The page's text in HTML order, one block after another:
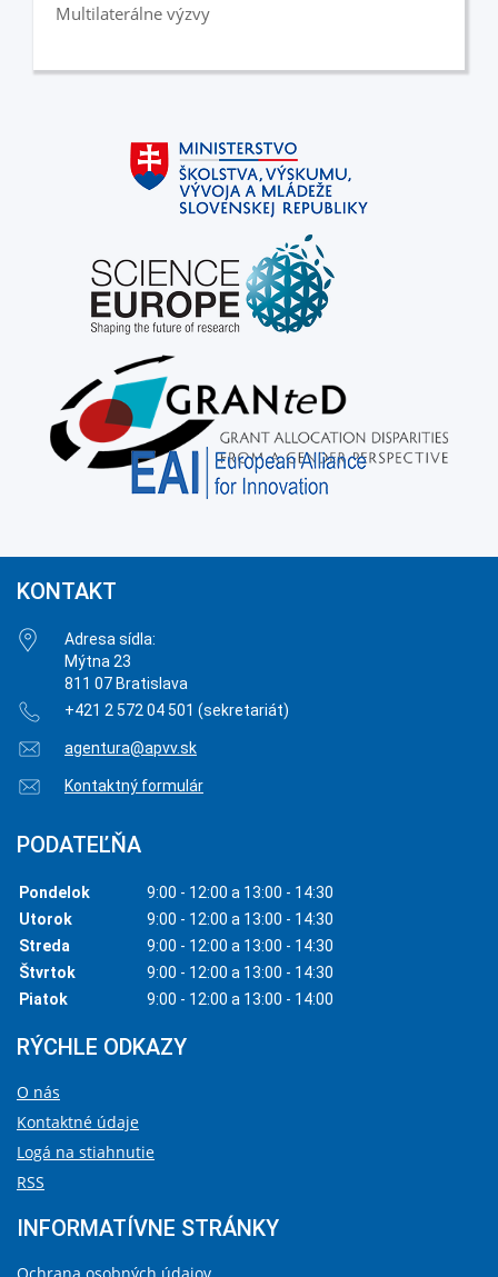
Multilaterálne výzvy
KONTAKT
Adresa sídla:
Mýtna 23
811 07 Bratislava
+421 2 572 04 501 (sekretariát)
agentura@apvv.sk
Kontaktný formulár
PODATEĽŇA
Pondelok
9:00 - 12:00 a 13:00 - 14:30
Utorok
9:00 - 12:00 a 13:00 - 14:30
Streda
9:00 - 12:00 a 13:00 - 14:30
Štvrtok
9:00 - 12:00 a 13:00 - 14:30
Piatok
9:00 - 12:00 a 13:00 - 14:00
RÝCHLE ODKAZY
O nás
Kontaktné údaje
Logá na stiahnutie
RSS
INFORMATÍVNE STRÁNKY